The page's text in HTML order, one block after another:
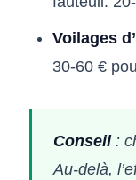
Voilages
30-60 €
Conseil:
Au-delà,